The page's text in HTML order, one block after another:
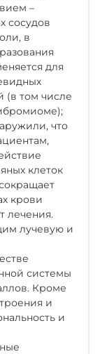
–
сосудов
в
для
(в том числе
что
клеток
крови
лечения.
лучевую и
системы
Кроме
и
и